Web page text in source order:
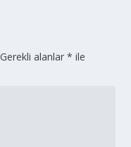
Gerekli alanlar* ile